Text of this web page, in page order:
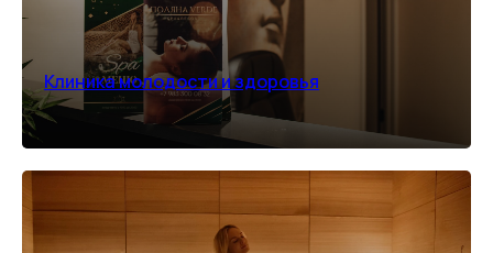
Клиника молодости и здоровья